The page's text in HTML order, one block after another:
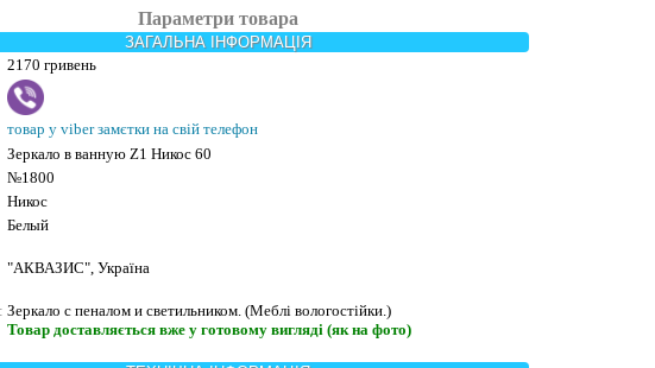
Параметри товара
ЗАГАЛЬНА ІНФОРМАЦІЯ
2170 гривень
товар у viber замєтки на свій телефон
Зеркало в ванную Z1 Никос 60
№1800
Никос
Белый
"АКВАЗИС", Україна
Зеркало с пеналом и светильником. (Меблі вологостійки.)
Товар доставляється вже у готовому вигляді (як на фото)